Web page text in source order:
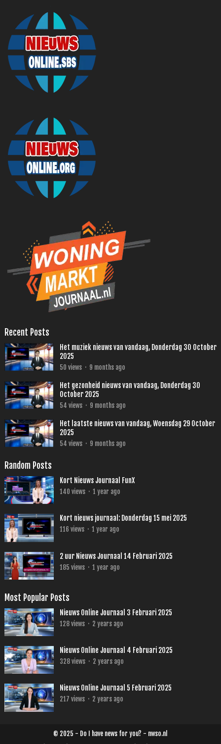
Recent Posts
Het muziek nieuws van vandaag, Donderdag 30 October
2025
50 views · 9 months ago
Het gezonheid nieuws van vandaag, Donderdag 30
October 2025
54 views · 9 months ago
Het laatste nieuws van vandaag, Woensdag 29 October
2025
54 views · 9 months ago
Random Posts
Kort Nieuws Journaal FunX
140 views · 1 year ago
Kort nieuws journaal: Donderdag 15 mei 2025
116 views · 1 year ago
2 uur Nieuws Journaal 14 Februari 2025
185 views · 1 year ago
Most Popular Posts
Nieuws Online Journaal 3 Februari 2025
128views · 2 years ago
Nieuws Online Journaal 4 Februari 2025
328views · 2 years ago
Nieuws Online Journaal 5 Februari 2025
217 views · 2 years ago
© 2025 - Do I have news for you? - nwso.nl